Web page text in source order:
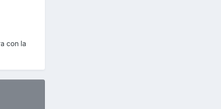
con la